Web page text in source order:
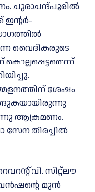
ചുരാചന്ദ്പൂരില്‍
ഇന്റര്‍-
വൈദികരുടെ
ശേഷം
ആക്രമണം.
തിരച്ചില്‍
വി. സിറ്റ്‌ലൗ
മുൻ